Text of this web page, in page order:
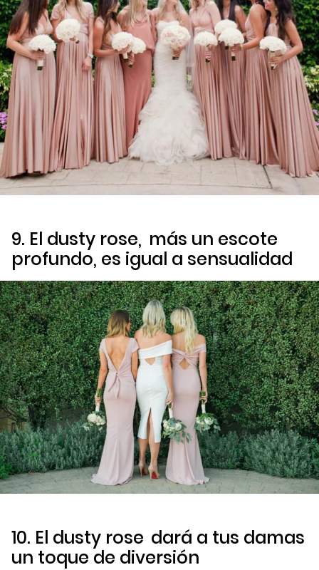
9. El dusty rose, más un escote
profundo, es igual a sensualidad
10. El dusty rose dará a tus damas
un toque de diversión